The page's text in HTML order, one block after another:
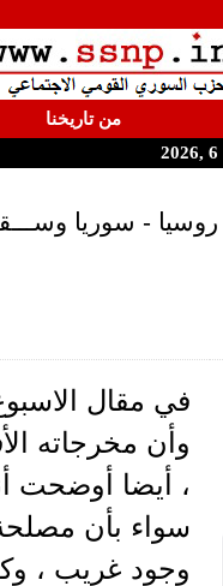
من تاريخنا
روسيا - سوريا
وأن مخرجاته
، أيضا أوضحت
سواء بأن
وجود غريب ،